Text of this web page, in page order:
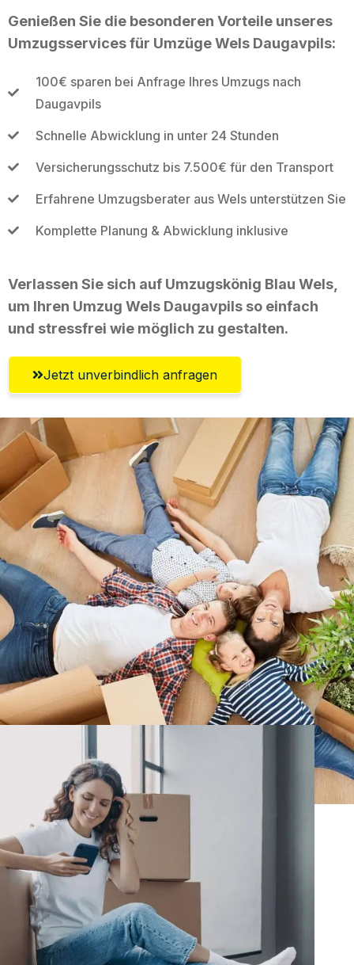
Genießen Sie die besonderen Vorteile unseres
Umzugsservices für Umzüge Wels Daugavpils:
100€ sparen bei Anfrage Ihres Umzugs nach
Daugavpils
Schnelle Abwicklung in unter 24 Stunden
Versicherungsschutz bis 7.500€ für den Transport
Erfahrene Umzugsberater aus Wels unterstützen Sie
Komplette Planung & Abwicklung inklusive
Verlassen Sie sich auf Umzugskönig Blau Wels,
um Ihren Umzug Wels Daugavpils so einfach
und stressfrei wie möglich zu gestalten.
Jetzt unverbindlich anfragen